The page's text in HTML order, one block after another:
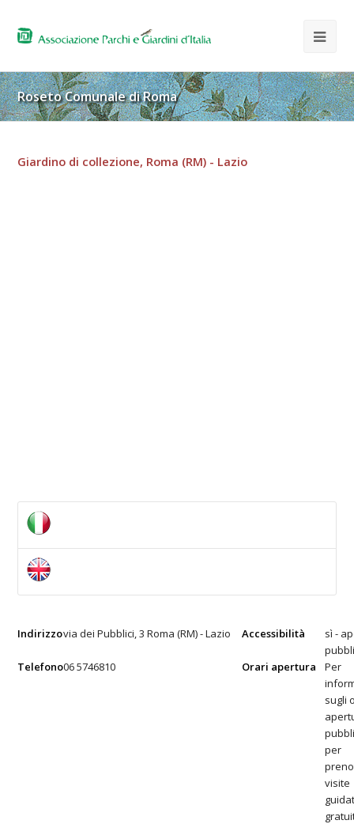
Roseto Comunale di Roma
Giardino di collezione, Roma (RM) - Lazio
Indirizzovia dei Pubblici, 3 Roma (RM) - Lazio Accessibilità
sì -
Telefono06 5746810 Orari apertura
Per
sugli
per
visite